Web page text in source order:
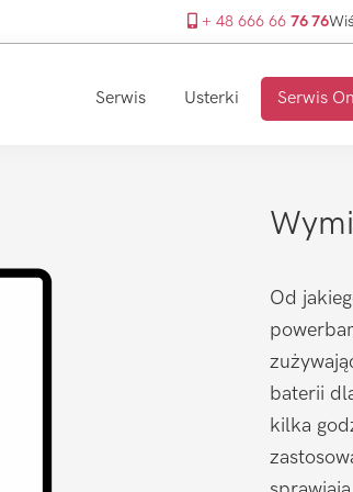
+ 48 666 66 76 76
Serwis Usterki Serwis
Od
baterii
kilka